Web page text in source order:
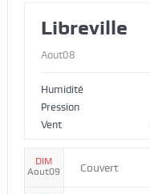
Libreville
Aout08
Humidité
Pression
Vent
DIM
Aout09
Couvert